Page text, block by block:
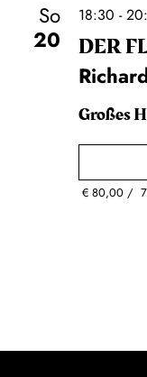
So
20
18:30 -
DER
Großes
€80,00